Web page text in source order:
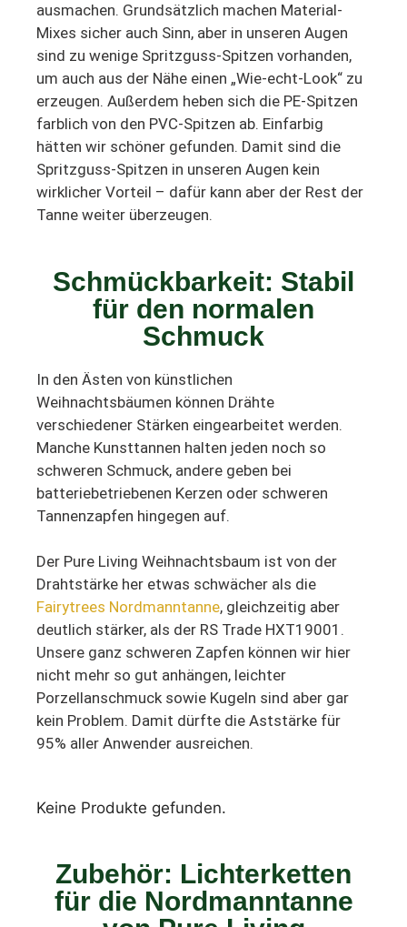
ausmachen. Grundsätzlich machen Material-
Mixes sicher auch Sinn, aber in unseren Augen
sind zu wenige Spritzguss-Spitzen vorhanden,
um auch aus der Nähe einen „Wie-echt-Look“ zu
erzeugen. Außerdem heben sich die PE-Spitzen
farblich von den PVC-Spitzen ab. Einfarbig
hätten wir schöner gefunden. Damit sind die
Spritzguss-Spitzen in unseren Augen kein
wirklicher Vorteil – dafür kann aber der Rest der
Tanne weiter überzeugen.
Schmückbarkeit: Stabil
für den normalen
Schmuck
In den Ästen von künstlichen
Weihnachtsbäumen können Drähte
verschiedener Stärken eingearbeitet werden.
Manche Kunsttannen halten jeden noch so
schweren Schmuck, andere geben bei
batteriebetriebenen Kerzen oder schweren
Tannenzapfen hingegen auf.
Der Pure Living Weihnachtsbaum ist von der
Drahtstärke her etwas schwächer als die
Fairytrees Nordmanntanne, gleichzeitig aber
deutlich stärker, als der RS Trade HXT19001.
Unsere ganz schweren Zapfen können wir hier
nicht mehr so gut anhängen, leichter
Porzellanschmuck sowie Kugeln sind aber gar
kein Problem. Damit dürfte die Aststärke für
95% aller Anwender ausreichen.
Keine Produkte gefunden.
Zubehör: Lichterketten
für die Nordmanntanne